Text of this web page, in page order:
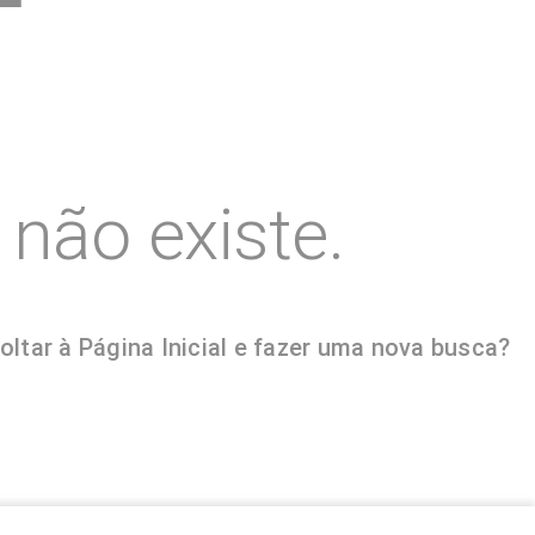
existe.
à Página Inicial e fazer uma nova busca?